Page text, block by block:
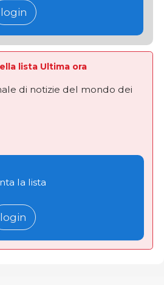
login
lista Ultima ora
di notizie del mondo dei
la lista
login